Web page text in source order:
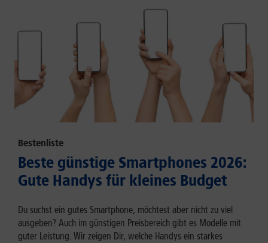
Bestenliste
Beste günstige Smartphones 2026:
Gute Handys für kleines Budget
Du suchst ein gutes Smartphone, möchtest aber nicht zu viel
ausgeben? Auch im günstigen Preisbereich gibt es Modelle mit
guter Leistung. Wir zeigen Dir, welche Handys ein starkes